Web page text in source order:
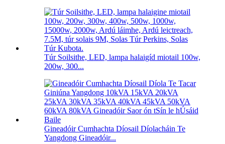
Túr Soilsithe, LED, lampa halaigíd miotail 100w,
200w, 300...
Gineadóir Cumhachta Díosail Díolacháin Te
Yangdong Gineadóir...